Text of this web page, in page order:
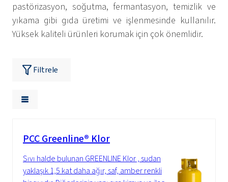
pastörizasyon, soğutma, fermantasyon, temizlik ve
yıkama gibi gıda üretimi ve işlenmesinde kullanılır.
Yüksek kaliteli ürünleri korumak için çok önemlidir.
Filtrele
PCC Greenline® Klor
Sıvı halde bulunan GREENLINE Klor , sudan
yaklaşık 1,5 kat daha ağır, saf, amber renkli